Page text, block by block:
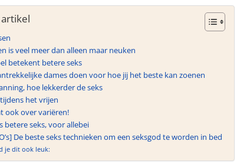
is veel meer dan alleen maar neuken
betekent betere seks
dames doen voor hoe jij het beste kan zoenen
hoe lekkerder de seks
het vrijen
ook over variëren!
betere seks, voor allebei
De beste seks technieken om een seksgod te worden in bed
je dit ook leuk: